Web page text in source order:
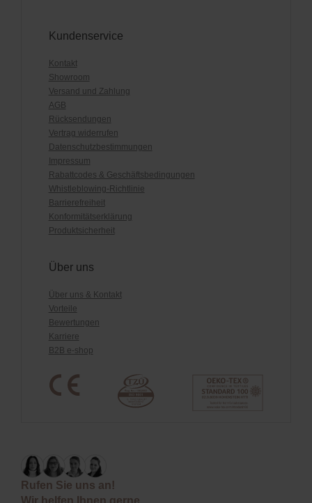
Kundenservice
Kontakt
Showroom
Versand und Zahlung
AGB
Rücksendungen
Vertrag widerrufen
Datenschutzbestimmungen
Impressum
Rabattcodes & Geschäftsbedingungen
Whistleblowing-Richtlinie
Barrierefreiheit
Konformitätserklärung
Produktsicherheit
Über uns
Über uns & Kontakt
Vorteile
Bewertungen
Karriere
B2B e-shop
Rufen Sie uns an!
Wir helfen Ihnen gerne.